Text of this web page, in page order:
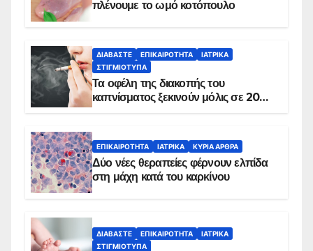
πλένουμε το ωμό κοτόπουλο
ΔΙΑΒΆΣΤΕ ΕΠΙΚΑΙΡΌΤΗΤΑ
ΙΑΤΡΙΚΆ
ΣΤΙΓΜΙΌΤΥΠΑ
Τα οφέλη της διακοπής του
καπνίσματος ξεκινούν μόλις σε 20
ΕΠΙΚΑΙΡΌΤΗΤΑ ΙΑΤΡΙΚΆ ΚΥΡΙΑ ΑΡΘΡΑ
Δύο νέες θεραπείες φέρνουν ελπίδα
στη μάχη κατά του καρκίνου
ΔΙΑΒΆΣΤΕ ΕΠΙΚΑΙΡΌΤΗΤΑ
ΙΑΤΡΙΚΆ
ΣΤΙΓΜΙΌΤΥΠΑ